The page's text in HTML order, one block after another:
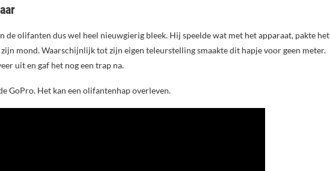
de olifanten dus wel heel nieuwgierig bleek. Hij speelde wat met het apparaat, pakte het
mond. Waarschijnlijk tot zijn eigen teleurstelling smaakte dit hapje voor geen meter.
uit en gaf het nog een trap na.
GoPro. Het kan een olifantenhap overleven.